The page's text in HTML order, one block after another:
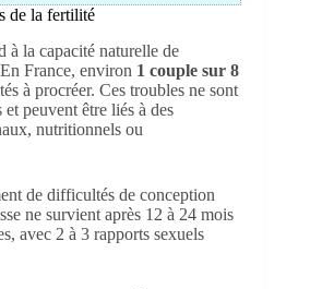
de la fertilité
à la capacité naturelle de
France, environ 1 couple sur 8
à procréer. Ces troubles ne sont
peuvent être liés à des
nutritionnels ou
de difficultés de conception
ne survient après 12 à 24 mois
avec 2 à 3 rapports sexuels